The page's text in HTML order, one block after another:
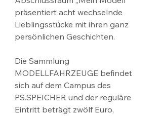
präsentiert acht wechselnde
Lieblingsstücke mit ihren ganz
persönlichen Geschichten.
Die Sammlung
MODELLFAHRZEUGE befindet
sich auf dem Campus des
PS.SPEICHER und der reguläre
Eintritt beträgt zwölf Euro,